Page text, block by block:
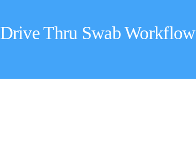
Drive Thru Swab Workflow